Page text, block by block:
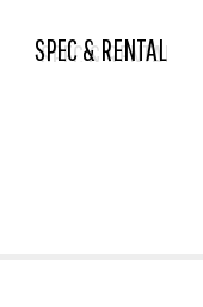
SPEC & RENTAL